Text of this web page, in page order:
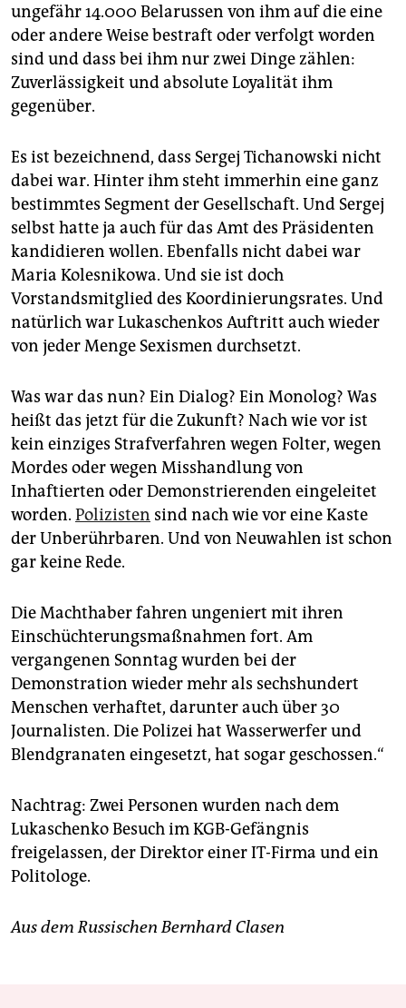
ungefähr 14.000 Belarussen von ihm auf die eine
oder andere Weise bestraft oder verfolgt worden
sind und dass bei ihm nur zwei Dinge zählen:
Zuverlässigkeit und absolute Loyalität ihm
gegenüber.
Es ist bezeichnend, dass Sergej Tichanowski nicht
dabei war. Hinter ihm steht immerhin eine ganz
bestimmtes Segment der Gesellschaft. Und Sergej
selbst hatte ja auch für das Amt des Präsidenten
kandidieren wollen. Ebenfalls nicht dabei war
Maria Kolesnikowa. Und sie ist doch
Vorstandsmitglied des Koordinierungsrates. Und
natürlich war Lukaschenkos Auftritt auch wieder
von jeder Menge Sexismen durchsetzt.
Was war das nun? Ein Dialog? Ein Monolog? Was
heißt das jetzt für die Zukunft? Nach wie vor ist
kein einziges Strafverfahren wegen Folter, wegen
Mordes oder wegen Misshandlung von
Inhaftierten oder Demonstrierenden eingeleitet
worden. Polizisten sind nach wie vor eine Kaste
der Unberührbaren. Und von Neuwahlen ist schon
gar keine Rede.
Die Machthaber fahren ungeniert mit ihren
Einschüchterungsmaßnahmen fort. Am
vergangenen Sonntag wurden bei der
Demonstration wieder mehr als sechshundert
Menschen verhaftet, darunter auch über 30
Journalisten. Die Polizei hat Wasserwerfer und
Blendgranaten eingesetzt, hat sogar geschossen.“
Nachtrag: Zwei Personen wurden nach dem
Lukaschenko Besuch im KGB-Gefängnis
freigelassen, der Direktor einer IT-Firma und ein
Politologe.
Aus dem Russischen Bernhard Clasen